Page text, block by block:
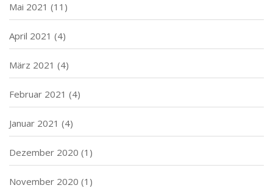
Mai 2021 (11)
April 2021 (4)
März 2021 (4)
Februar 2021 (4)
Januar 2021 (4)
Dezember 2020 (1)
November 2020 (1)